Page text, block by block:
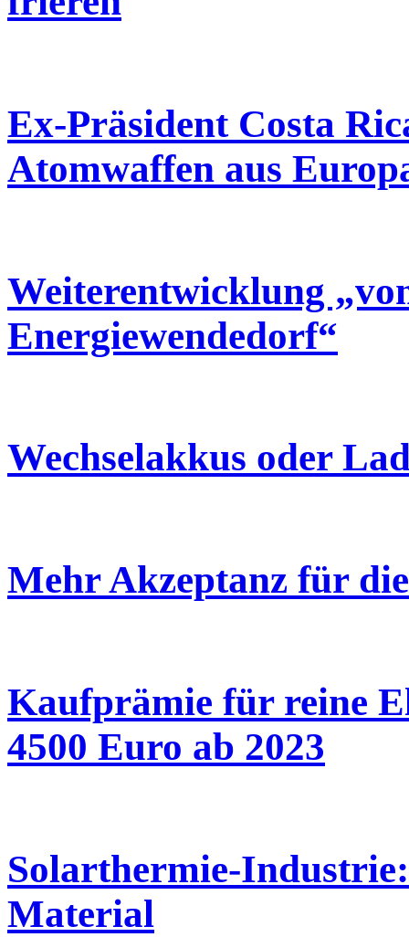
Ex-Präsident Costa
Atomwaffen aus
Weiterentwicklung
Energiewendedorf“
Wechselakkus oder
Mehr Akzeptanz für
Kaufprämie für reine
4500 Euro ab 2023
Solarthermie-
Material